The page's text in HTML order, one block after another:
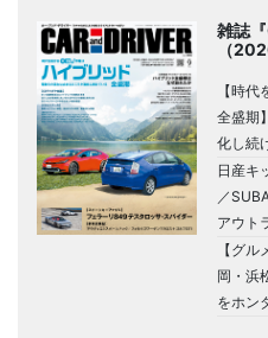
雑誌
（
【時
全盛期
化し続
日産キ
／
アウト
【グ
岡・浜
をホン